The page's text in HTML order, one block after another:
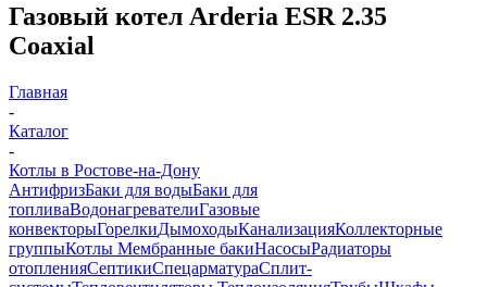
Газовый котел Arderia ESR 2.35
Coaxial
Главная
-
Каталог
-
Котлы в Ростове-на-Дону
АнтифризБаки для водыБаки для
топливаВодонагревателиГазовые
конвекторыГорелкиДымоходыКанализацияКоллекторные
группыКотлы Мембранные бакиНасосыРадиаторы
отопленияСептикиСпецарматураСплит-